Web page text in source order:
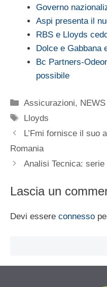
Governo
Aspi presenta il
RBS e Lloyds
Dolce e Gabbana
Bc Partners-
possibile
Categorie
Assicurazioni,
Tag
Lloyds
L’Fmi fornisce il suo
Romania
Analisi Tecnica:
Lascia un
Devi essere connesso